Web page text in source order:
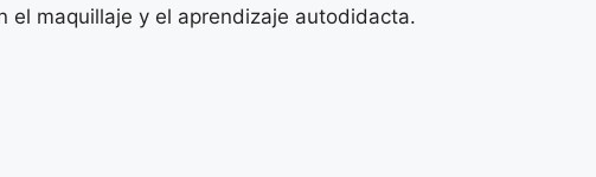
el maquillaje y el aprendizaje autodidacta.